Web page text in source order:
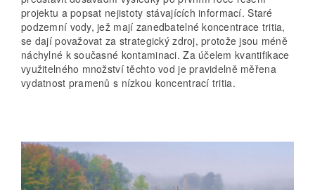
projektu a popsat nejistoty stávajících informací. Staré
podzemní vody, jež mají zanedbatelné koncentrace tritia,
se dají považovat za strategický zdroj, protože jsou méně
náchylné k současné kontaminaci. Za účelem kvantifikace
využitelného množství těchto vod je pravidelně měřena
vydatnost pramenů s nízkou koncentrací tritia.